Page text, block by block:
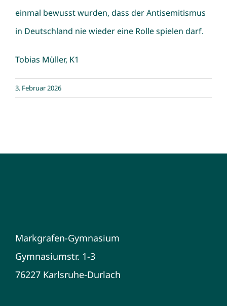
einmal bewusst wurden, dass der Antisemitismus
in Deutschland nie wieder eine Rolle spielen darf.
Tobias Müller, K1
3. Februar 2026
Markgrafen-Gymnasium
Gymnasiumstr. 1-3
76227 Karlsruhe-Durlach